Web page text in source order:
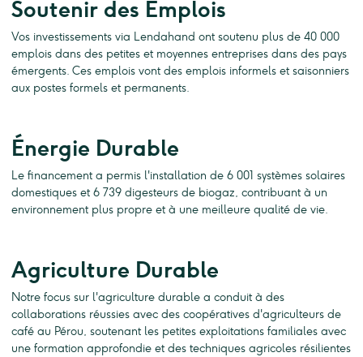
Soutenir des Emplois
Vos investissements via Lendahand ont soutenu plus de 40 000
emplois dans des petites et moyennes entreprises dans des pays
émergents. Ces emplois vont des emplois informels et saisonniers
aux postes formels et permanents.
Énergie Durable
Le financement a permis l'installation de 6 001 systèmes solaires
domestiques et 6 739 digesteurs de biogaz, contribuant à un
environnement plus propre et à une meilleure qualité de vie.
Agriculture Durable
Notre focus sur l'agriculture durable a conduit à des
collaborations réussies avec des coopératives d'agriculteurs de
café au Pérou, soutenant les petites exploitations familiales avec
une formation approfondie et des techniques agricoles résilientes